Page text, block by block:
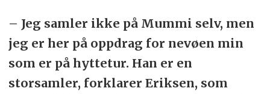
– Jeg samler ikke på Mummi selv, men
jeg er her på oppdrag for nevøen min
som er på hyttetur. Han er en
storsamler, forklarer Eriksen, som